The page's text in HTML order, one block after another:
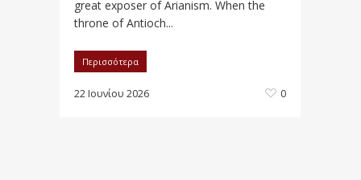
great exposer of Arianism. When the
throne of Antioch...
Περισσότερα
22 Ιουνίου 2026 0